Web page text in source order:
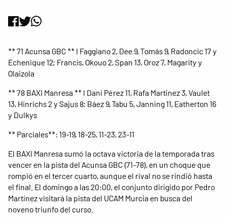
** 71 Acunsa GBC ** I Faggiano 2, Dee 9, Tomás 9, Radoncic 17 y
Echenique 12; Francis, Okouo 2, Span 13, Oroz 7, Magarity y
Olaizola
** 78 BAXI Manresa ** I Dani Pérez 11, Rafa Martínez 3, Vaulet
13, Hinrichs 2 y Sajus 8; Báez 9, Tabu 5, Janning 11, Eatherton 16
y Dulkys
** Parciales**: 19-19, 18-25, 11-23, 23-11
El BAXI Manresa sumó la octava victoria de la temporada tras
vencer en la pista del Acunsa GBC (71-78), en un choque que
rompió en el tercer cuarto, aunque el rival no se rindió hasta
el final. El domingo a las 20:00, el conjunto dirigido por Pedro
Martínez visitará la pista del UCAM Murcia en busca del
noveno triunfo del curso.